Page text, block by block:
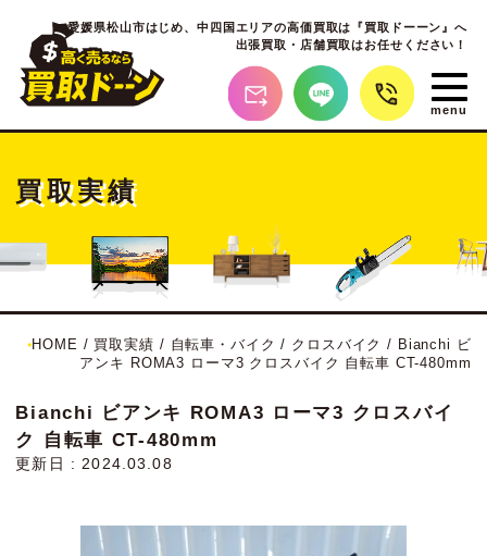
愛媛県松山市はじめ、中四国エリアの高価買取は『買取ドーーン』へ
出張買取・店舗買取はお任せください！
買取実績
HOME / 買取実績 / 自転車・バイク / クロスバイク / Bianchi ビ
アンキ ROMA3 ローマ3 クロスバイク 自転車 CT-480mm
Bianchi ビアンキ ROMA3 ローマ3 クロスバイ
ク 自転車 CT-480mm
更新日 : 2024.03.08